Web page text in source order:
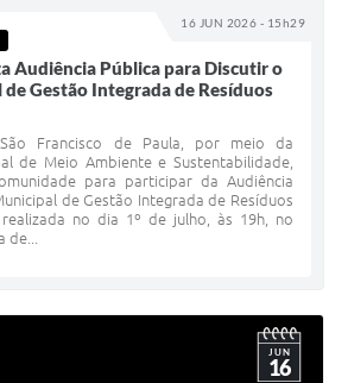
16 JUN 2026 - 15h29
Audiência Pública para Discutir o
Gestão Integrada de Resíduos
Francisco de Paula, por meio da
de Meio Ambiente e Sustentabilidade,
para participar da Audiência
de Gestão Integrada de Resíduos
no dia 1º de julho, às 19h, no
JUN
16